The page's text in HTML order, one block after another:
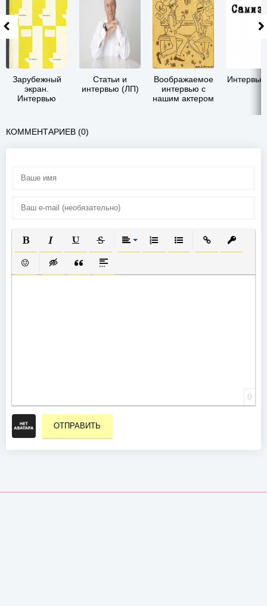
Зарубежный
экран.
Интервью
Статьи и
интервью (ЛП)
Воображаемое
интервью с
нашим актером
КОММЕНТАРИЕВ (0)
ПОЛУЖИРНЫЙ
КУРСИВПОДЧЕРКНУТЫЙ
ЗАЧЕРКНУТЫЙВЫРАВНИВАНИЕ
НУМЕРОВАННЫЙ СПИСОК
МАРКИРОВАННЫЙ
ВСТАВИТЬ
ВСТАВИТЬ СМАЙЛИК
ВСТАВКА СКРЫТОГО ТЕКСТА
ВСТАВКА ЦИТАТЫ
ВСТАВКА СПОЙЛЕРА
0
ОТПРАВИТЬ